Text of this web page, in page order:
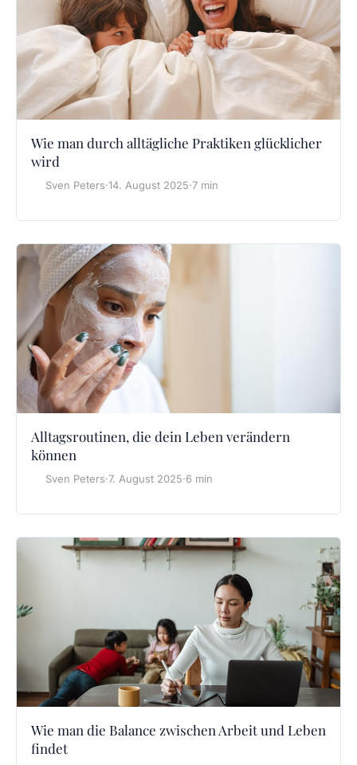
Wie man durch alltägliche Praktiken glücklicher
wird
Sven Peters·14. August 2025·7 min
Alltagsroutinen, die dein Leben verändern
können
Sven Peters·7. August 2025·6 min
Wie man die Balance zwischen Arbeit und Leben
findet